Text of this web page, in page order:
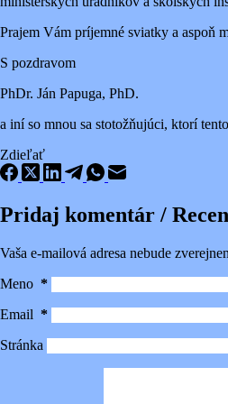
Prajem Vám príjemné sviatky a aspoň
S pozdravom
PhDr. Ján Papuga, PhD.
a iní so mnou sa stotožňujúci, ktorí
Zdieľať
Pridaj komentár /
Vaša e-mailová adresa nebude
Meno *
Email *
Stránka